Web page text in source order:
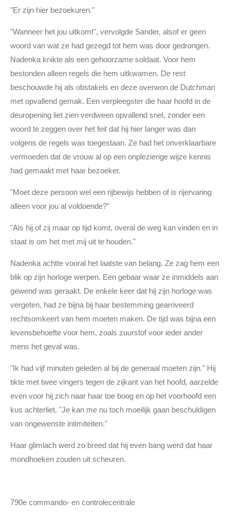
"Er zijn hier bezoekuren."
"Wanneer het jou uitkomt", vervolgde Sander, alsof er geen
woord van wat ze had gezegd tot hem was door gedrongen.
Nadenka knikte als een gehoorzame soldaat. Voor hem
bestonden alleen regels die hem uitkwamen. De rest
beschouwde hij als obstakels en deze overwon de Dutchman
met opvallend gemak. Een verpleegster die haar hoofd in de
deuropening liet zien verdween opvallend snel, zonder een
woord te zeggen over het feit dat hij hier langer was dan
volgens de regels was toegestaan. Ze had het onverklaarbare
vermoeden dat de vrouw al op een onplezierige wijze kennis
had gemaakt met haar bezoeker.
"Moet deze persoon wel een rijbewijs hebben of is rijervaring
alleen voor jou al voldoende?"
"Als hij of zij maar op tijd komt, overal de weg kan vinden en in
staat is om het met mij uit te houden."
Nadenka achtte vooral het laatste van belang. Ze zag hem een
blik op zijn horloge werpen. Een gebaar waar ze inmiddels aan
gewend was geraakt. De enkele keer dat hij zijn horloge was
vergeten, had ze bijna bij haar bestemming gearriveerd
rechtsomkeert van hem moeten maken. De tijd was bijna een
levensbehoefte voor hem, zoals zuurstof voor ieder ander
mens het geval was.
"Ik had vijf minuten geleden al bij de generaal moeten zijn." Hij
tikte met twee vingers tegen de zijkant van het hoofd, aarzelde
even voor hij zich naar haar toe boog en op het voorhoofd een
kus achterliet. "Je kan me nu toch moeilijk gaan beschuldigen
van ongewenste intimiteiten."
Haar glimlach werd zo breed dat hij even bang werd dat haar
mondhoeken zouden uit scheuren.
790e commando- en controlecentrale